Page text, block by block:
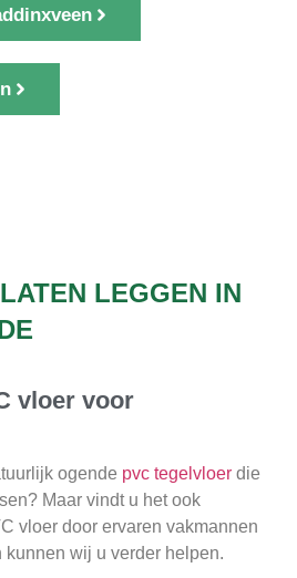
LEGGEN IN
vloer voor
ogende pvc tegelvloer die
Maar vindt u het ook
vloer door ervaren vakmannen
wij u verder helpen.